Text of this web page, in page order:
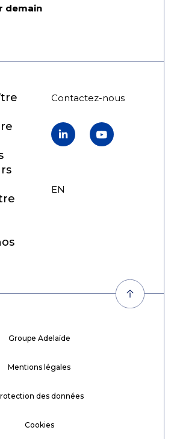
demain
Contactez-nous
LinkedInYouTube
FR
EN
Groupe Adelaïde
Mentions légales
des données
Cookies